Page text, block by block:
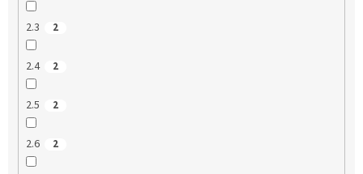
2.3 2
2.4 2
2.5 2
2.6 2